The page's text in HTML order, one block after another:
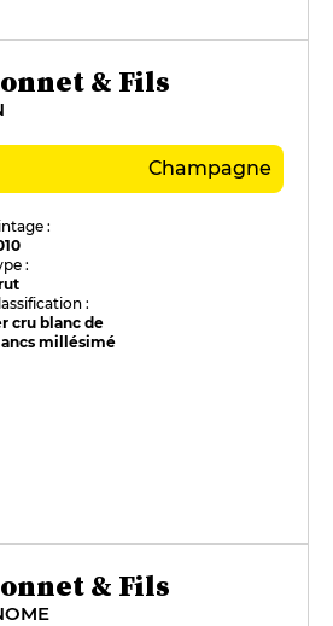
& Fils
Champagne
:
:
:
cru blanc de
millésimé
& Fils